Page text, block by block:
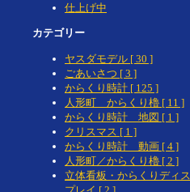
仕上げ中
カテゴリー
ヤスダモデル [ 30 ]
ごあいさつ [ 3 ]
からくり時計 [ 125 ]
人形町 からくり櫓 [ 11 ]
からくり時計 地図 [ 1 ]
クリスマス [ 1 ]
からくり時計 動画 [ 4 ]
人形町／からくり櫓 [ 2 ]
立体看板・からくりディス
プレイ [ 2 ]